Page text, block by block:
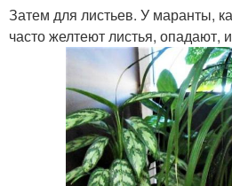
Затем для листьев. У маранты,
часто желтеют листья, опадают,